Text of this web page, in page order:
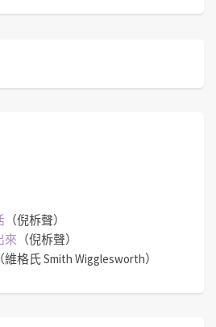
（倪柝聲）
來 （倪柝聲）
（維格氏 Smith Wigglesworth）